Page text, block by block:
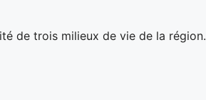
de trois milieux de vie de la